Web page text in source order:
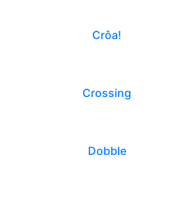
Crôa!
Crossing
Dobble